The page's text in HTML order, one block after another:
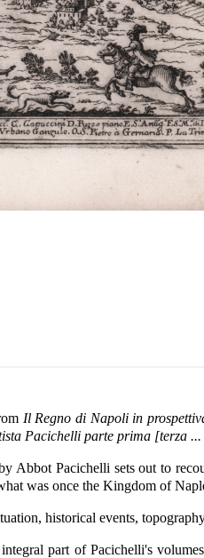
Il Regno di Napoli in
Pacichelli parte prima [terza
Abbot Pacichelli sets out to
was once the Kingdom of
historical events,
part of Pacichelli's